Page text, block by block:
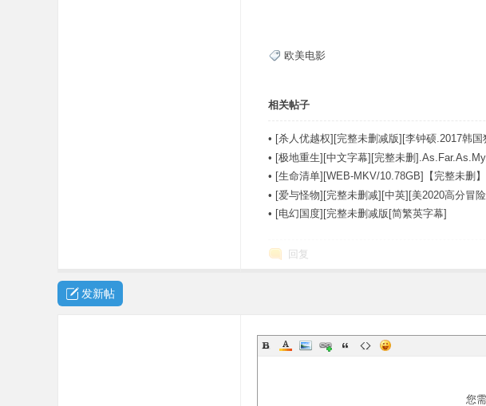
欧美电影
相关帖子
• [杀人优越权][完整未删减版][李钟硕.2017韩国
• [极地重生][中文字幕][完整未删
• [生命清单][WEB-MKV/10.78GB]【完整未删
• [爱与怪物][完整未删减][中英][美2020高分冒
• [电幻国度][完整未删减版[简繁英字幕]
回复
发新帖
您